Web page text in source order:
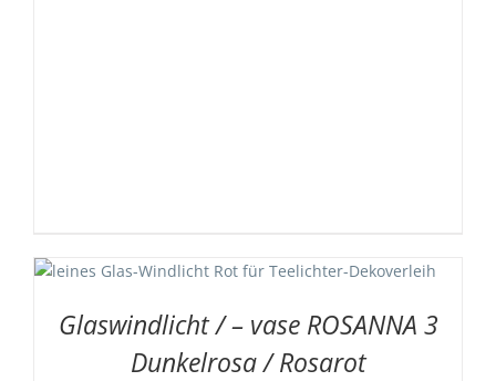
Glaswindlicht / – vase ROSANNA 3
Dunkelrosa / Rosarot